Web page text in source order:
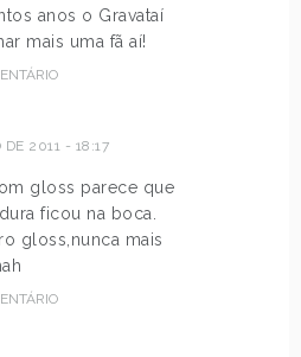
anos o Gravataí
mais uma fã aí!
DE 2011 - 18:17
gloss parece que
ficou na boca.
gloss,nunca mais